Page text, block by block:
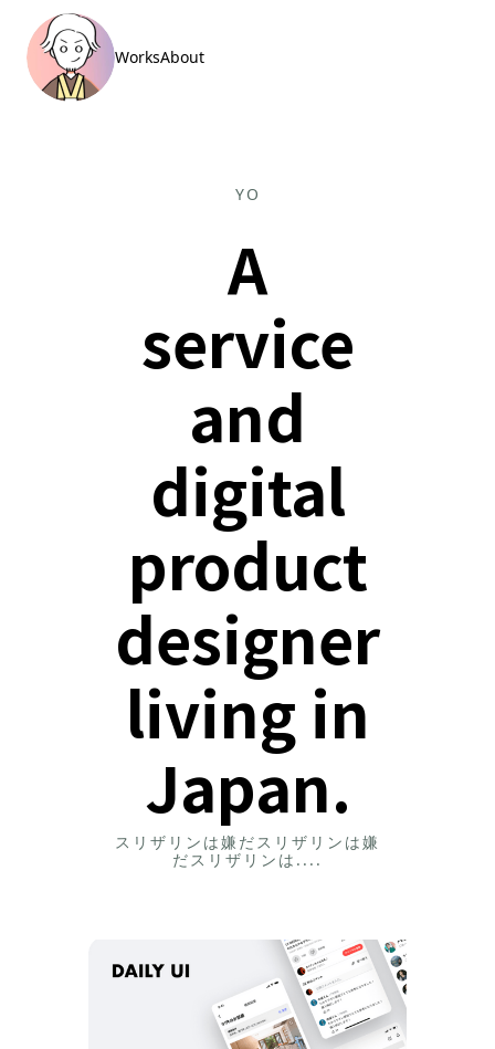
WorksAbout
YO
A
service
and
digital
product
designer
living in
Japan.
スリザリンは嫌だスリザリンは嫌
だスリザリンは....